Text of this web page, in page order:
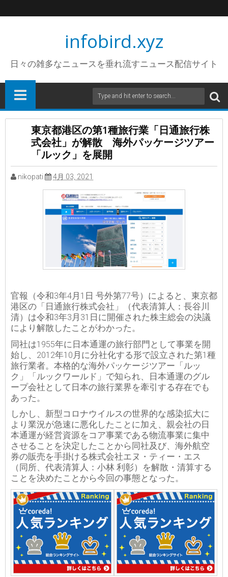
infobird.xyz
日々の雑多なニュースを垂れ流すニュース配信サイト
東京都港区の第1種旅行業「日通旅行株
式会社」が解散 海外パッケージツアー
「ルック」を展開
nikopati 4月 03, 2021
官報（令和3年4月1日 号外第77号）によると、東京都
港区の「日通旅行株式会社」（代表清算人：長谷川
清）は令和3年3月31日に開催された株主総会の決議
により解散したことがわかった。
同社は1955年に日本通運の旅行部門として事業を開
始し、2012年10月に分社化する形で設立された第1種
旅行業者。本格的な海外パッケージツアー「ルッ
ク」「ルックワールド」で知られ、日本通運のグル
ープ会社として日本の旅行業界を牽引する存在でも
あった。
しかし、新型コロナウイルスの世界的な感染拡大に
より業況が急速に悪化したことに加え、親会社の日
本通運が経営資源をコア事業である物流事業に集中
させることを決定したことから同社及び、海外航空
券の販売を手掛ける株式会社エヌ・ティー・エス
（同所、代表清算人：小林 利彰）を解散・清算する
ことを決めたことから今回の事態となった。